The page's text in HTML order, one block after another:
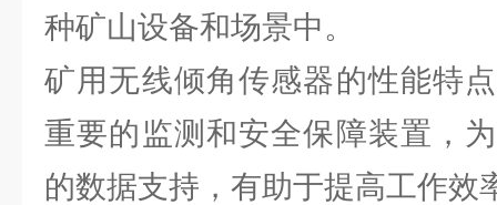
种矿山设备和场景中。
矿用无线倾角传感器的性能特
重要的监测和安全保障装置，
的数据支持，有助于提高工作效